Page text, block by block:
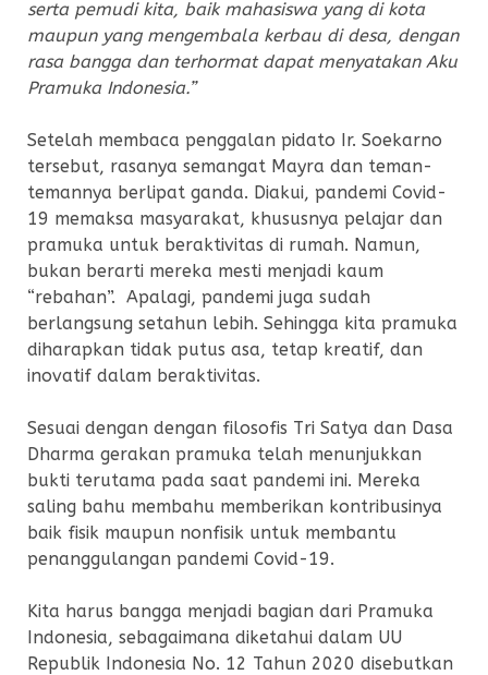
serta pemudi kita, baik mahasiswa yang di kota
maupun yang mengembala kerbau di desa, dengan
rasa bangga dan terhormat dapat menyatakan Aku
Pramuka Indonesia.”
Setelah membaca penggalan pidato Ir. Soekarno
tersebut, rasanya semangat Mayra dan teman-
temannya berlipat ganda. Diakui, pandemi Covid-
19 memaksa masyarakat, khususnya pelajar dan
pramuka untuk beraktivitas di rumah. Namun,
bukan berarti mereka mesti menjadi kaum
“rebahan”. Apalagi, pandemi juga sudah
berlangsung setahun lebih. Sehingga kita pramuka
diharapkan tidak putus asa, tetap kreatif, dan
inovatif dalam beraktivitas.
Sesuai dengan dengan filosofis Tri Satya dan Dasa
Dharma gerakan pramuka telah menunjukkan
bukti terutama pada saat pandemi ini. Mereka
saling bahu membahu memberikan kontribusinya
baik fisik maupun nonfisik untuk membantu
penanggulangan pandemi Covid-19.
Kita harus bangga menjadi bagian dari Pramuka
Indonesia, sebagaimana diketahui dalam UU
Republik Indonesia No. 12 Tahun 2020 disebutkan